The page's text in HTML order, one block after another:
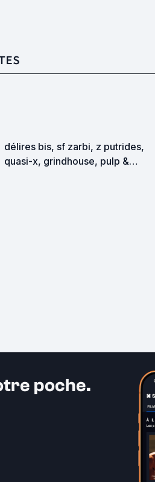
délires bis, sf zarbi, z putrides,
quasi-x, grindhouse, pulp &
poche.